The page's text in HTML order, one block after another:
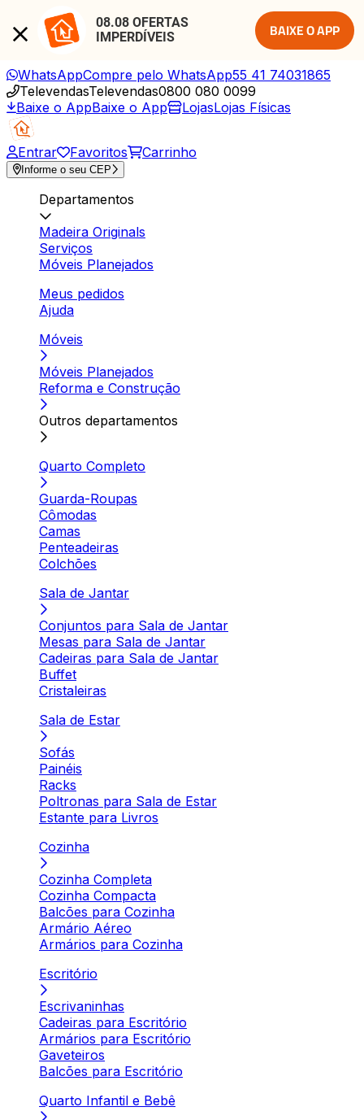
08.08 OFERTAS
IMPERDÍVEIS
BAIXE O APP
WhatsAppCompre pelo WhatsApp55 41 74031865
TelevendasTelevendas0800 080 0099
Baixe o AppBaixe o App LojasLojas Físicas
Entrar Favoritos Carrinho
Informe o seu CEP
Departamentos
Madeira Originals
Serviços
Móveis Planejados
Meus pedidos
Ajuda
Móveis
Móveis Planejados
Reforma e Construção
Outros departamentos
Quarto Completo
Guarda-Roupas
Cômodas
Camas
Penteadeiras
Colchões
Sala de Jantar
Conjuntos para Sala de Jantar
Mesas para Sala de Jantar
Cadeiras para Sala de Jantar
Buffet
Cristaleiras
Sala de Estar
Sofás
Painéis
Racks
Poltronas para Sala de Estar
Estante para Livros
Cozinha
Cozinha Completa
Cozinha Compacta
Balcões para Cozinha
Armário Aéreo
Armários para Cozinha
Escritório
Escrivaninhas
Cadeiras para Escritório
Armários para Escritório
Gaveteiros
Balcões para Escritório
Quarto Infantil e Bebê